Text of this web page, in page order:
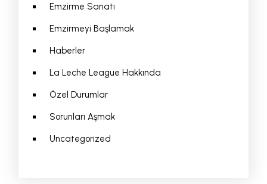
Emzirme Sanatı
Emzirmeyi Başlamak
Haberler
La Leche League Hakkında
Özel Durumlar
Sorunları Aşmak
Uncategorized